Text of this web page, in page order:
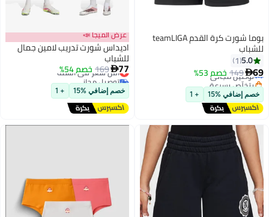
بوما شورت كرة القدم teamLIGA
للشباب
5.0
1
69
149 خصم 53%
توصيل مجاني
بتخلّص بسرعة
توصيل مجاني
خصم إضافي %15 + 1
عرض الميجا 📣
اديداس شورت تدريب لامين جمال
للشباب
77
169 خصم 54%
أقل سعر في السنة
توصيل مجاني
أقل سعر في السنة
خصم إضافي %15 + 1